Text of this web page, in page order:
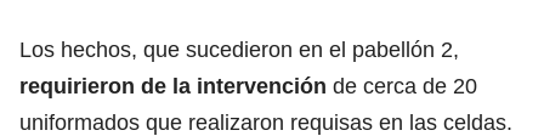
Los hechos, que sucedieron en el pabellón 2,
requirieron de la intervención de cerca de 20
uniformados que realizaron requisas en las celdas.